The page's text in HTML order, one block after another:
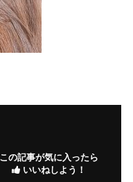
この記事が気に入ったら
いいねしよう！